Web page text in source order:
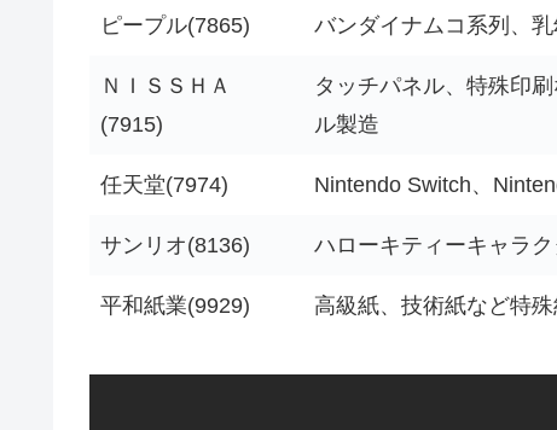
ピープル(7865) バンダイナムコ系列、
ＮＩＳＳＨＡ
(7915)
タッチパネル、特殊印
ル製造
任天堂(7974) Nintendo Switch、
サンリオ(8136) ハローキティーキャラ
平和紙業(9929) 高級紙、技術紙など特